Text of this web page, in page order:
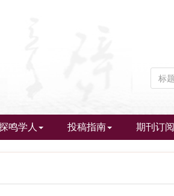
鸣学人 投稿指南 期刊订阅